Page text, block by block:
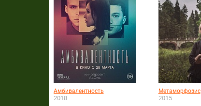
Амбивалентность
2018
Метаморфозис
2015